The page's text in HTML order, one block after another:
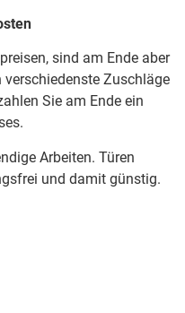
sind am Ende aber
Zuschläge
Sie am Ende ein
Arbeiten. Türen
und damit günstig.